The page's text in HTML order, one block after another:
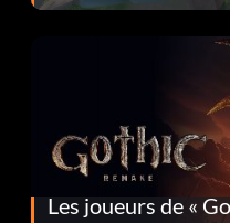
Les joueurs de «